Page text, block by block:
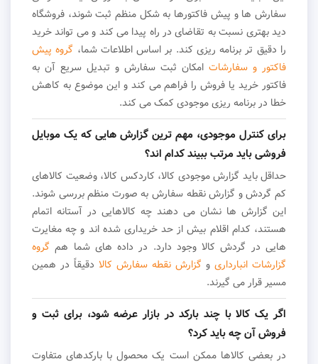
سفارش ها و پیش فاکتورها به شکل منظم ثبت شوند، فروشگاه
دید بهتری نسبت به تقاضای در راه پیدا می کند و می تواند خرید
را دقیق تر برنامه ریزی کند. بر اساس اطلاعات شما، گروه پیش
فاکتور و سفارشات امکان ثبت سفارش و تبدیل سریع آن به
فاکتور خرید یا فروش را فراهم می کند و این موضوع به کاهش
خطا در برنامه ریزی موجودی کمک می کند.
برای کنترل موجودی، مهم ترین گزارش هایی که یک موبایل
فروشی باید مرتب ببیند کدام اند؟
حداقل باید گزارش موجودی کالا، کاردکس کالا، وضعیت کالاهای
کم گردش و گزارش نقطه سفارش به صورت منظم بررسی شوند.
این گزارش ها نشان می دهند چه کالاهایی در آستانه اتمام
هستند، کدام اقلام بیش از حد خریداری شده اند و چه مغایرت
هایی در گردش کالا وجود دارد. در داده های شما هم گروه
گزارشات انبارداری و گزارش نقطه سفارش کالا دقیقاً در همین
مسیر قرار می گیرند.
اگر یک کالا با چند بارکد در بازار عرضه شود، برای ثبت و
فروش آن چه باید کرد؟
در بعضی کالاها ممکن است یک محصول با بارکدهای متفاوت